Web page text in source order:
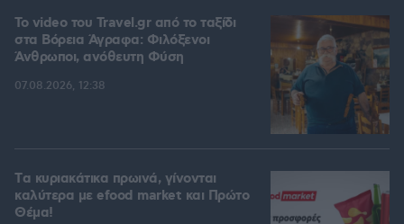
To video του Travel.gr από το ταξίδι
στα Βόρεια Άγραφα: Φιλόξενοι
Άνθρωποι, ανόθευτη Φύση
07.08.2026, 12:38
Tα κυριακάτικα πρωινά, γίνονται
καλύτερα με efood market και Πρώτο
Θέμα!